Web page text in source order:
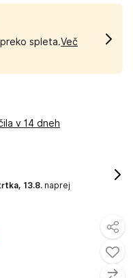
spleta.Več
v 14 dneh
13.8. naprej